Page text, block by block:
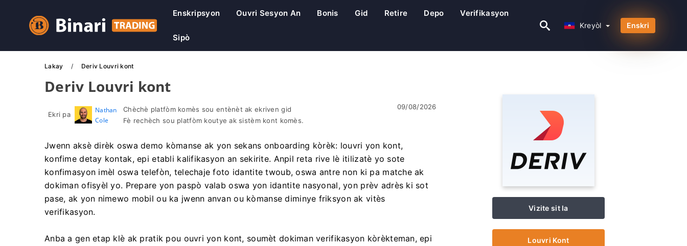
Enskripsyon Ouvri Sesyon An Bonis Gid Retire Depo Verifikasyon
Sipò
Kreyòl Enskri
Lakay Deriv Louvri kont
Deriv Louvri kont
Ekri pa
Nathan
Cole
Chèchè platfòm komès sou entènèt ak ekriven gid
Fè rechèch sou platfòm koutye ak sistèm kont komès.
09/08/2026
Jwenn aksè dirèk oswa demo kòmanse ak yon sekans onboarding kòrèk: louvri yon kont,
konfime detay kontak, epi etabli kalifikasyon an sekirite. Anpil reta rive lè itilizatè yo sote
konfimasyon imèl oswa telefòn, telechaje foto idantite twoub, oswa antre non ki pa matche ak
dokiman ofisyèl yo. Prepare yon paspò valab oswa yon idantite nasyonal, yon prèv adrès ki sot
pase, ak yon nimewo mobil ou ka jwenn anvan ou kòmanse diminye friksyon ak vitès
verifikasyon.
Anba a gen etap klè ak pratik pou ouvri yon kont, soumèt dokiman verifikasyon kòrèkteman, epi
Vizite sit la
Louvri Kont